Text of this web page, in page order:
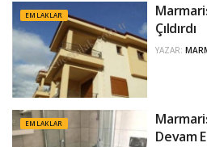
EMLAKLAR
Çıldırdı
YAZAR:
EMLAKLAR
Devam